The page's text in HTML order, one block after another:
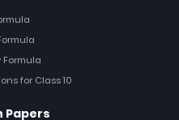
Formula
for Class 10
Papers